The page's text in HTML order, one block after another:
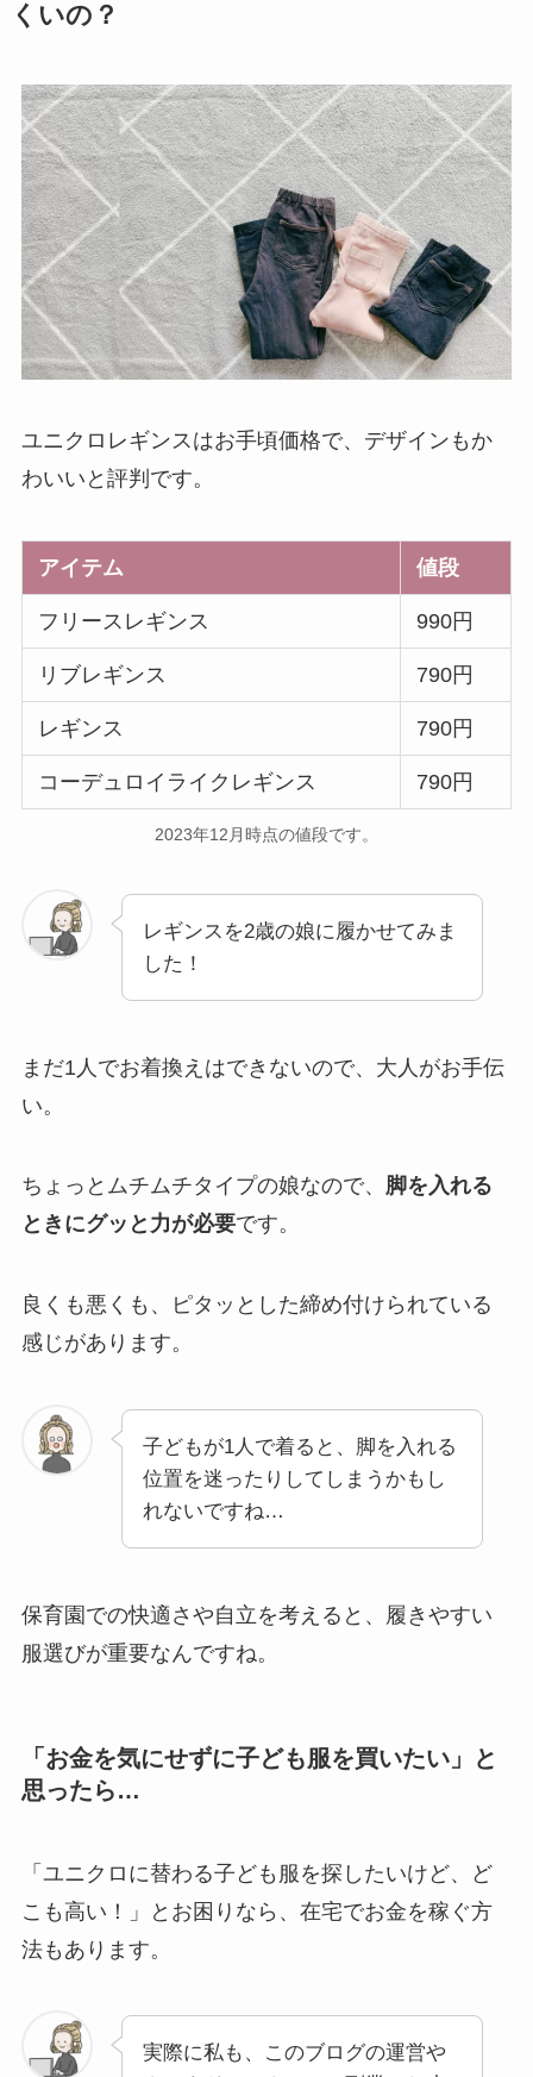
くいの？
ユニクロレギンスはお手頃価格で、デザインもか
わいいと評判です。
アイテム 値段
フリースレギンス 990円
リブレギンス 790円
レギンス 790円
コーデュロイライクレギンス 790円
2023年12月時点の値段です。
レギンスを2歳の娘に履かせてみま
した！
まだ1人でお着換えはできないので、大人がお手伝
い。
ちょっとムチムチタイプの娘なので、 脚を入れる
ときにグッと力が必要です。
良くも悪くも、ピタッとした締め付けられている
感じがあります。
子どもが1人で着ると、脚を入れる
位置を迷ったりしてしまうかもし
れないですね…
保育園での快適さや自立を考えると、履きやすい
服選びが重要なんですね。
「お金を気にせずに子ども服を買いたい」
と
思ったら…
「ユニクロに替わる子ども服を探したいけど、ど
こも高い！」とお困りなら、在宅でお金を稼ぐ方
法もあります。
実際に私も、このブログの運営や